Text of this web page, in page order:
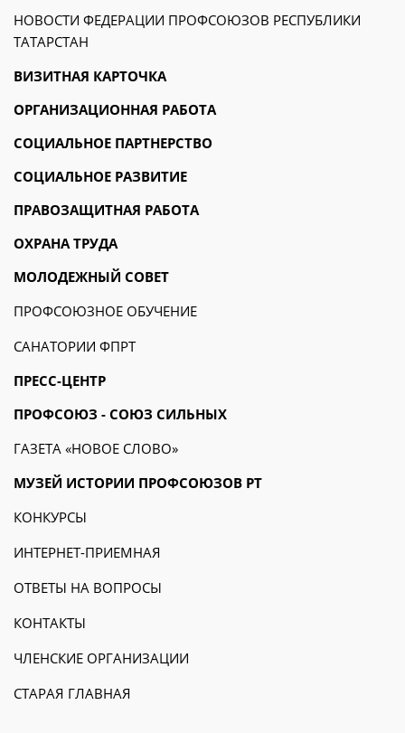
НОВОСТИ ФЕДЕРАЦИИ ПРОФСОЮЗОВ РЕСПУБЛИКИ
ТАТАРСТАН
ВИЗИТНАЯ КАРТОЧКА
ОРГАНИЗАЦИОННАЯ РАБОТА
СОЦИАЛЬНОЕ ПАРТНЕРСТВО
СОЦИАЛЬНОЕ РАЗВИТИЕ
ПРАВОЗАЩИТНАЯ РАБОТА
ОХРАНА ТРУДА
МОЛОДЕЖНЫЙ СОВЕТ
ПРОФСОЮЗНОЕ ОБУЧЕНИЕ
САНАТОРИИ ФПРТ
ПРЕСС-ЦЕНТР
ПРОФСОЮЗ - СОЮЗ СИЛЬНЫХ
ГАЗЕТА «НОВОЕ СЛОВО»
МУЗЕЙ ИСТОРИИ ПРОФСОЮЗОВ РТ
КОНКУРСЫ
ИНТЕРНЕТ-ПРИЕМНАЯ
ОТВЕТЫ НА ВОПРОСЫ
КОНТАКТЫ
ЧЛЕНСКИЕ ОРГАНИЗАЦИИ
СТАРАЯ ГЛАВНАЯ